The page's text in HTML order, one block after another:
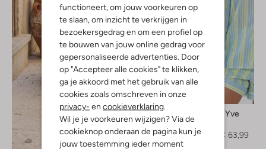
functioneert, om jouw voorkeuren op
te slaan, om inzicht te verkrijgen in
bezoekersgedrag en om een profiel op
te bouwen van jouw online gedrag voor
gepersonaliseerde advertenties. Door
op "Accepteer alle cookies" te klikken,
ga je akkoord met het gebruik van alle
cookies zoals omschreven in onze
privacy- en cookieverklaring.
Wil je je voorkeuren wijzigen? Via de
cookieknop onderaan de pagina kun je
jouw toestemming ieder moment
Harper & Yve
Blouse
€ 79,99
€ 63,99